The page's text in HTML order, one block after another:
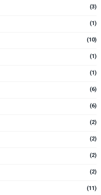
(3)
(1)
(10)
(1)
(1)
(6)
(6)
(2)
(2)
(2)
(2)
(11)